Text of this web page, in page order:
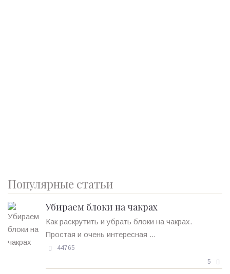
Популярные статьи
Убираем блоки на чакрах
Как раскрутить и убрать блоки на чакрах.
Простая и очень интересная ...
44765
5